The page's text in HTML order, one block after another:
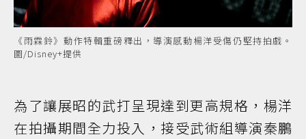
《雨霖鈴》動作特輯重磅釋出，導演感動楊洋受傷仍堅持拍戲。
圖/Disney+提供
為了讓展昭的武打呈現達到更高規格，楊洋
在拍攝期間全力投入，接受武術組導演秦鵬